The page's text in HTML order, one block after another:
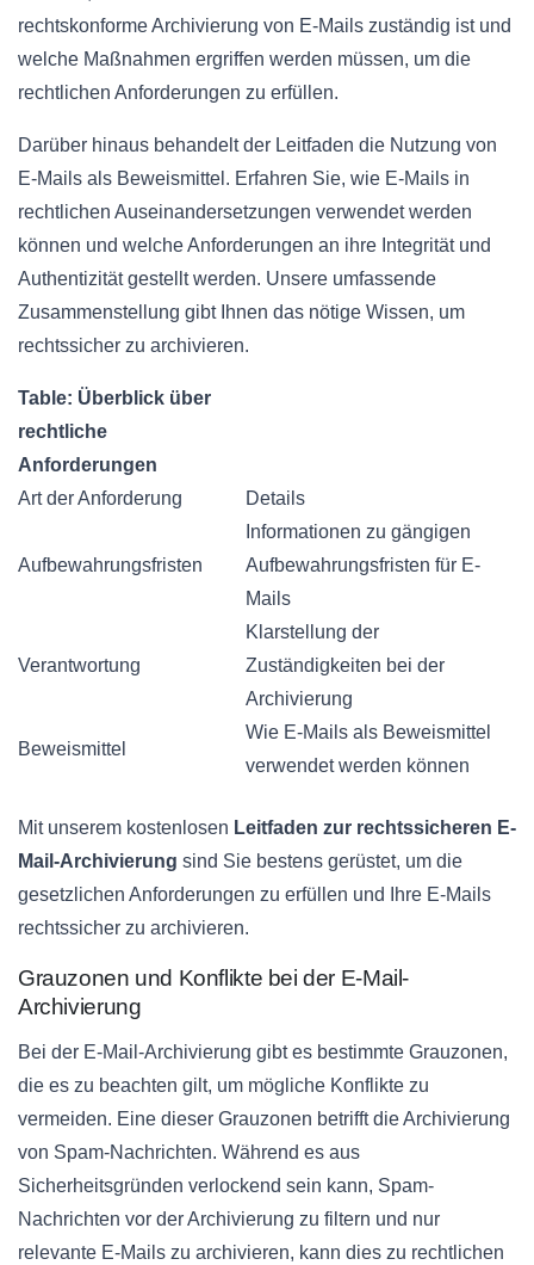
rechtskonforme Archivierung von E-Mails zuständig ist und
welche Maßnahmen ergriffen werden müssen, um die
rechtlichen Anforderungen zu erfüllen.
Darüber hinaus behandelt der Leitfaden die Nutzung von
E-Mails als Beweismittel. Erfahren Sie, wie E-Mails in
rechtlichen Auseinandersetzungen verwendet werden
können und welche Anforderungen an ihre Integrität und
Authentizität gestellt werden. Unsere umfassende
Zusammenstellung gibt Ihnen das nötige Wissen, um
rechtssicher zu archivieren.
Table: Überblick über
rechtliche
Anforderungen
Art der Anforderung
Details
Aufbewahrungsfristen
Informationen zu gängigen
Aufbewahrungsfristen für E-
Mails
Verantwortung
Klarstellung der
Zuständigkeiten bei der
Archivierung
Beweismittel
Wie E-Mails als Beweismittel
verwendet werden können
Mit unserem kostenlosen Leitfaden zur rechtssicheren E-
Mail-Archivierung sind Sie bestens gerüstet, um die
gesetzlichen Anforderungen zu erfüllen und Ihre E-Mails
rechtssicher zu archivieren.
Grauzonen und Konflikte bei der E-Mail-
Archivierung
Bei der E-Mail-Archivierung gibt es bestimmte Grauzonen,
die es zu beachten gilt, um mögliche Konflikte zu
vermeiden. Eine dieser Grauzonen betrifft die Archivierung
von Spam-Nachrichten. Während es aus
Sicherheitsgründen verlockend sein kann, Spam-
Nachrichten vor der Archivierung zu filtern und nur
relevante E-Mails zu archivieren, kann dies zu rechtlichen